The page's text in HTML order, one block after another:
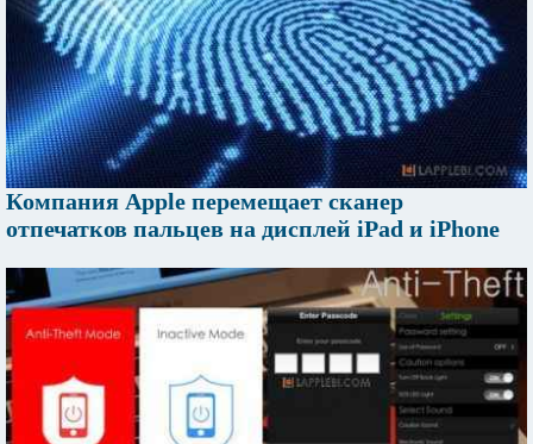
Компания Apple перемещает сканер
отпечатков пальцев на дисплей iPad и iPhone